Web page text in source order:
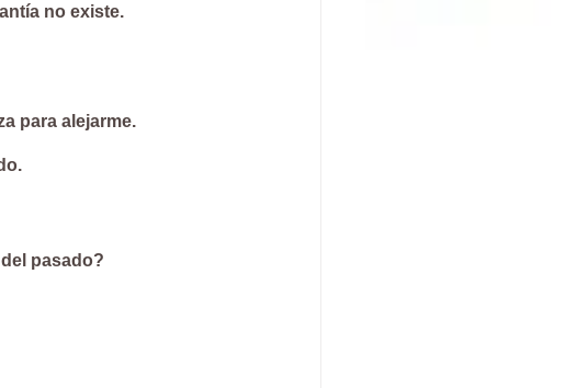
no existe.
para alejarme.
pasado?